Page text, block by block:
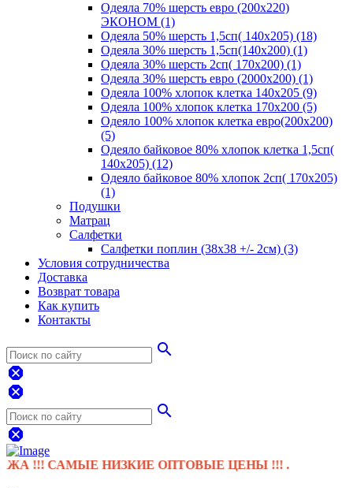
Одеяла 70% шерсть евро (200х220)
ЭКОНОМ (1)
Одеяла 50% шерсть 1,5сп( 140х205) (18)
Одеяла 30% шерсть 1,5сп(140х200) (1)
Одеяла 30% шерсть 2сп( 170х200) (1)
Одеяла 30% шерсть евро (2000х200) (1)
Одеяла 100% хлопок клетка 140х205 (9)
Одеяла 100% хлопок клетка 170х200 (5)
Одеяло 100% хлопок клетка евро(200х200)
(5)
Одеяло байковое 80% хлопок клетка 1,5сп(
140х205) (12)
Одеяло байковое 80% хлопок 2сп( 170х205)
(1)
Подушки
Матрац
Салфетки
Салфетки поплин (38х38 +/- 2см) (3)
Условия сотрудничества
Доставка
Возврат товара
Как купить
Контакты
search
dangerous
dangerous
search
dangerous
!!! САМЫЕ НИЗКИЕ ОПТОВЫЕ ЦЕНЫ !!! .